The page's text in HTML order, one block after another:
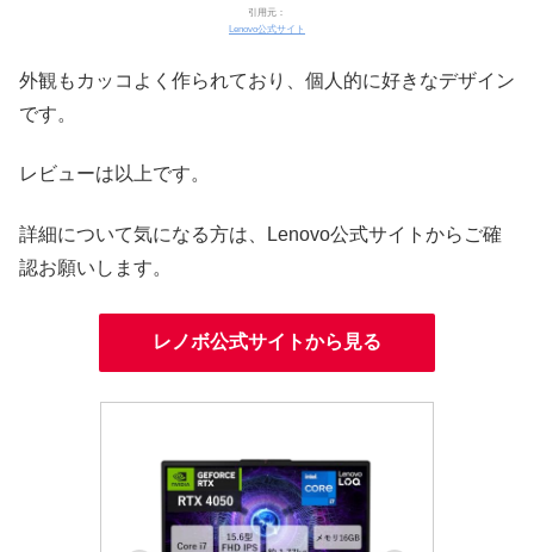
引用元：
Lenovo公式サイト
外観もカッコよく作られており、個人的に好きなデザイン
です。
レビューは以上です。
詳細について気になる方は、Lenovo公式サイトからご確
認お願いします。
レノボ公式サイトから見る